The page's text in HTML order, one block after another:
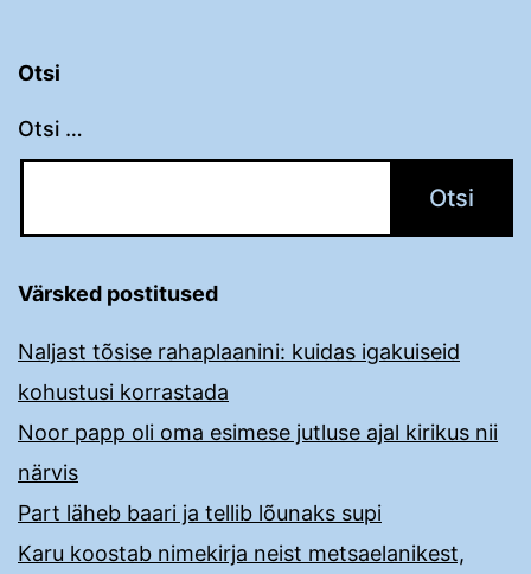
Otsi
Otsi …
Värsked postitused
Naljast tõsise rahaplaanini: kuidas igakuiseid
kohustusi korrastada
Noor papp oli oma esimese jutluse ajal kirikus nii
närvis
Part läheb baari ja tellib lõunaks supi
Karu koostab nimekirja neist metsaelanikest,